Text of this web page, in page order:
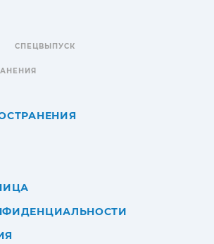
СПЕЦВЫПУСК